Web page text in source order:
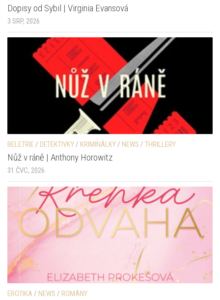
Dopisy od Sybil | Virginia Evansová
3 SRP, 2026
BELETRIE/ DETEKTIVKY/ KRIMINÁLKY/ NEWS / THRILLERY
Nůž v ráně | Anthony Horowitz
31 ČVC, 2026
EROTIKA / NEWS / ROMÁNY